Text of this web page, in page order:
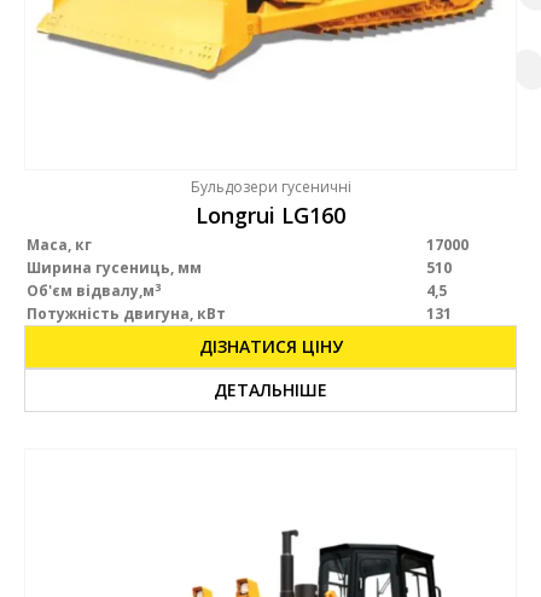
Бульдозери гусеничні
Longrui LG160
Маса, кг
17000
Ширина гусениць, мм
510
Об'єм відвалу,м3
4,5
Потужність двигуна, кВт
131
ДІЗНАТИСЯ ЦІНУ
ДЕТАЛЬНІШЕ